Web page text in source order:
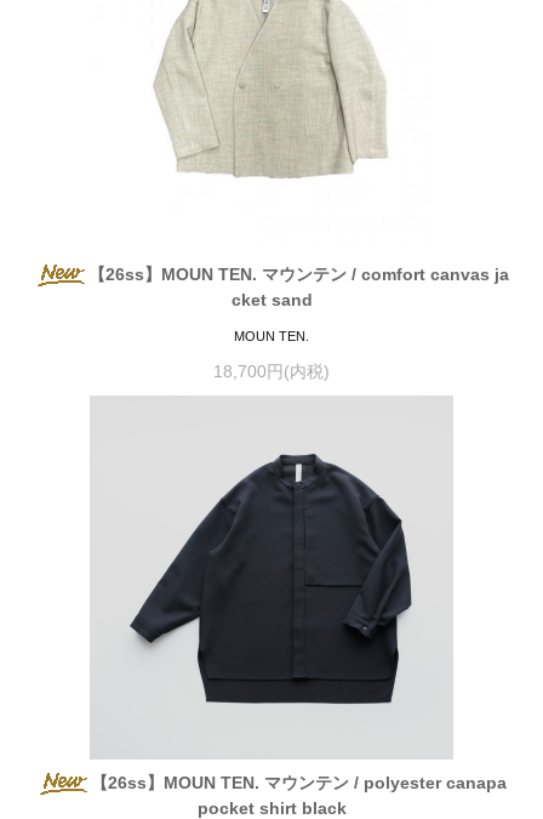
【26ss】MOUN TEN. マウンテン / comfort canvas ja
cket sand
MOUN TEN.
18,700円(内税)
【26ss】MOUN TEN. マウンテン / polyester canapa
pocket shirt black